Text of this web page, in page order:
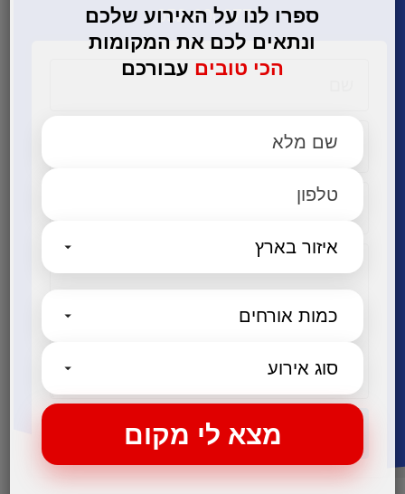
052-6006776
שליחה
ספרו לנו על האירוע שלכם
ונתאים לכם את המקומות
הכי טובים עבורכם